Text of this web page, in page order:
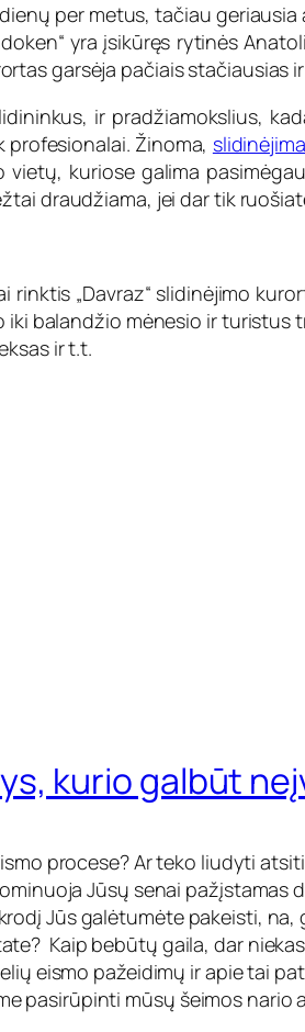
per metus, tačiau
yra įsikūręs rytinės
garsėja pačiais stačiausias
ir pradžiamokslius,
Žinoma,
kuriose galima
draudžiama, jei dar tik
„Davraz“ slidinėjimo
balandžio mėnesio ir
ir t.t.
kurio galbūt
procese? Ar teko liudyti
Jūsų senai
Jūs galėtumėte pakeisti,
Kaip bebūtų gaila, dar
eismo pažeidimų ir apie tai
pasirūpinti mūsų šeimos nario